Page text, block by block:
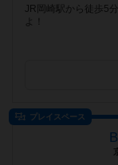
JR岡崎駅から徒歩5
よ！
プレイスペース